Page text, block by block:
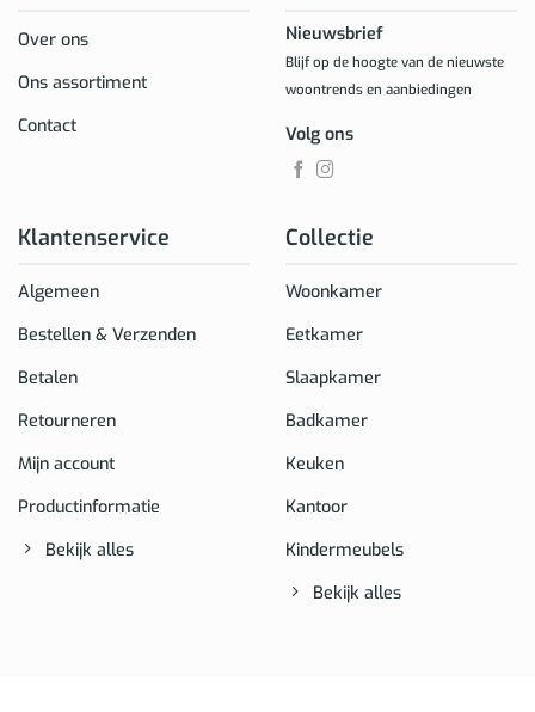
Over ons
Ons assortiment
Contact
Klantenservice
Algemeen
Bestellen & Verzenden
Betalen
Retourneren
Mijn account
Productinformatie
Bekijk alles
Collectie
Woonkamer
Eetkamer
Slaapkamer
Badkamer
Keuken
Kantoor
Kindermeubels
Bekijk alles
Nieuwsbrief
Blijf op de hoogte van de nieuwste
woontrends en aanbiedingen
Volg ons